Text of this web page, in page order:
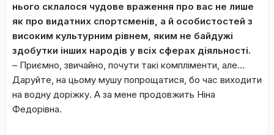
нього склалося чудове враження про вас не лише
як про видатних спортсменів, а й особистостей з
високим культурним рівнем, яким не байдужі
здобутки інших народів у всіх сферах діяльності.
– Приємно, звичайно, почути такі компліменти, але…
Даруйте, на цьому мушу попрощатися, бо час виходити
на водну доріжку. А за мене продовжить Ніна
Федорівна.